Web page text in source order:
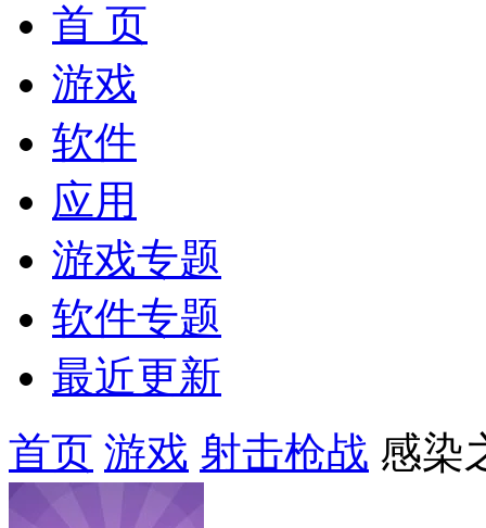
首 页
游戏
软件
应用
游戏专题
软件专题
最近更新
首页 游戏 射击枪战 感染